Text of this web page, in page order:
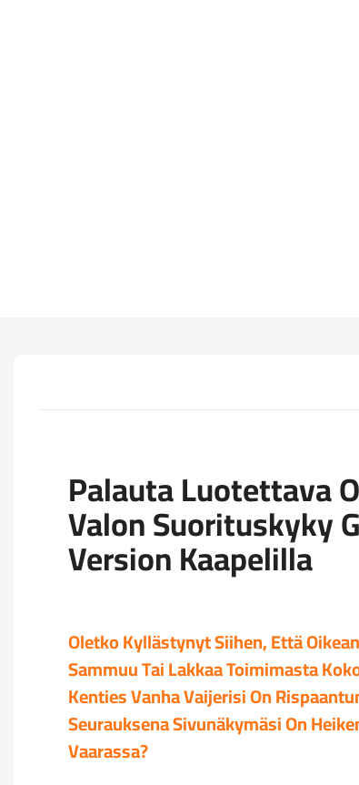
Palauta Luotettava
Valon Suorituskyky
Version Kaapelilla
Oletko Kyllästynyt Siihen, Että
Sammuu Tai Lakkaa Toimimasta
Kenties Vanha Vaijerisi On
Seurauksena Sivunäkymäsi On
Vaarassa?